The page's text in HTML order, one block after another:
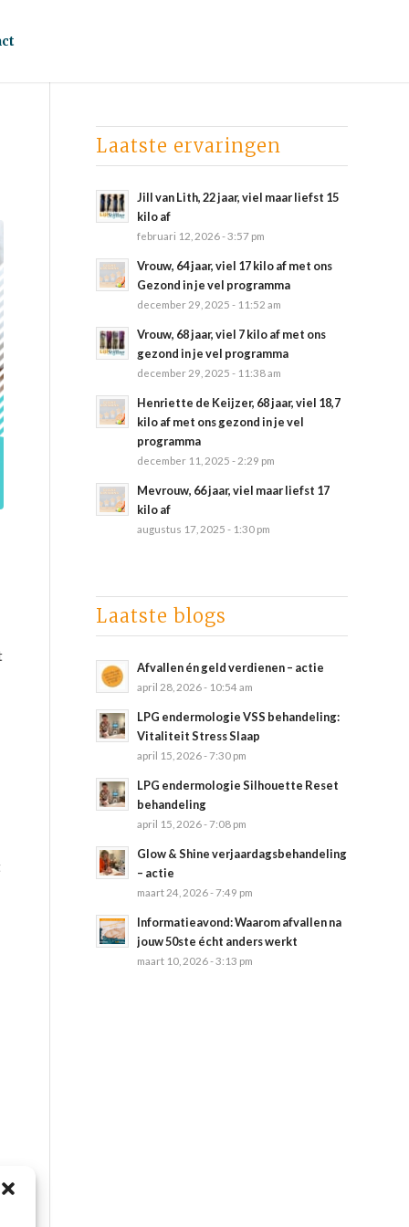
Laatste ervaringen
Jill van Lith, 22 jaar, viel maar liefst 15
kilo af
februari 12, 2026 - 3:57 pm
Vrouw, 64 jaar, viel 17 kilo af met ons
Gezond in je vel programma
december 29, 2025 - 11:52 am
Vrouw, 68 jaar, viel 7 kilo af met ons
gezond in je vel programma
december 29, 2025 - 11:38 am
Henriette de Keijzer, 68 jaar, viel 18,7
kilo af met ons gezond in je vel
programma
december 11, 2025 - 2:29 pm
Mevrouw, 66 jaar, viel maar liefst 17
kilo af
augustus 17, 2025 - 1:30 pm
Laatste blogs
Afvallen én geld verdienen – actie
april 28, 2026 - 10:54 am
LPG endermologie VSS behandeling:
Vitaliteit Stress Slaap
april 15, 2026 - 7:30 pm
LPG endermologie Silhouette Reset
behandeling
april 15, 2026 - 7:08 pm
Glow & Shine verjaardagsbehandeling
– actie
maart 24, 2026 - 7:49 pm
Informatieavond: Waarom afvallen na
jouw 50ste écht anders werkt
maart 10, 2026 - 3:13 pm